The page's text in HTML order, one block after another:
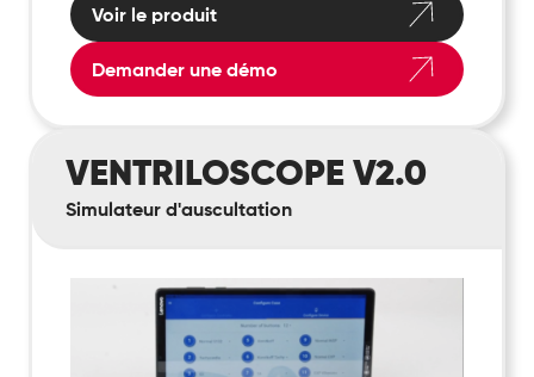
Voir le produit
Demander une démo
V2.0VENTRILOSCOPE V2.0
Simulateur d'auscultation